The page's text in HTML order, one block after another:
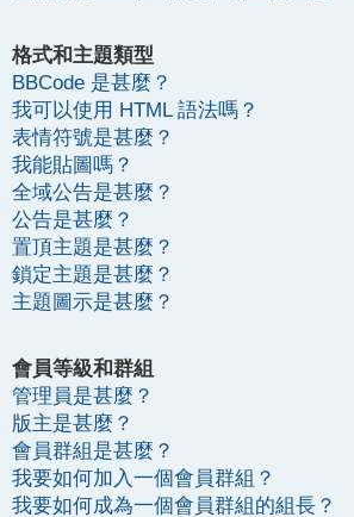
格式和主題類型
BBCode 是甚麼？
我可以使用 HTML 語法嗎？
表情符號是甚麼？
我能貼圖嗎？
全域公告是甚麼？
公告是甚麼？
置頂主題是甚麼？
鎖定主題是甚麼？
主題圖示是甚麼？
會員等級和群組
管理員是甚麼？
版主是甚麼？
會員群組是甚麼？
我要如何加入一個會員群組？
我要如何成為一個會員群組的組長？